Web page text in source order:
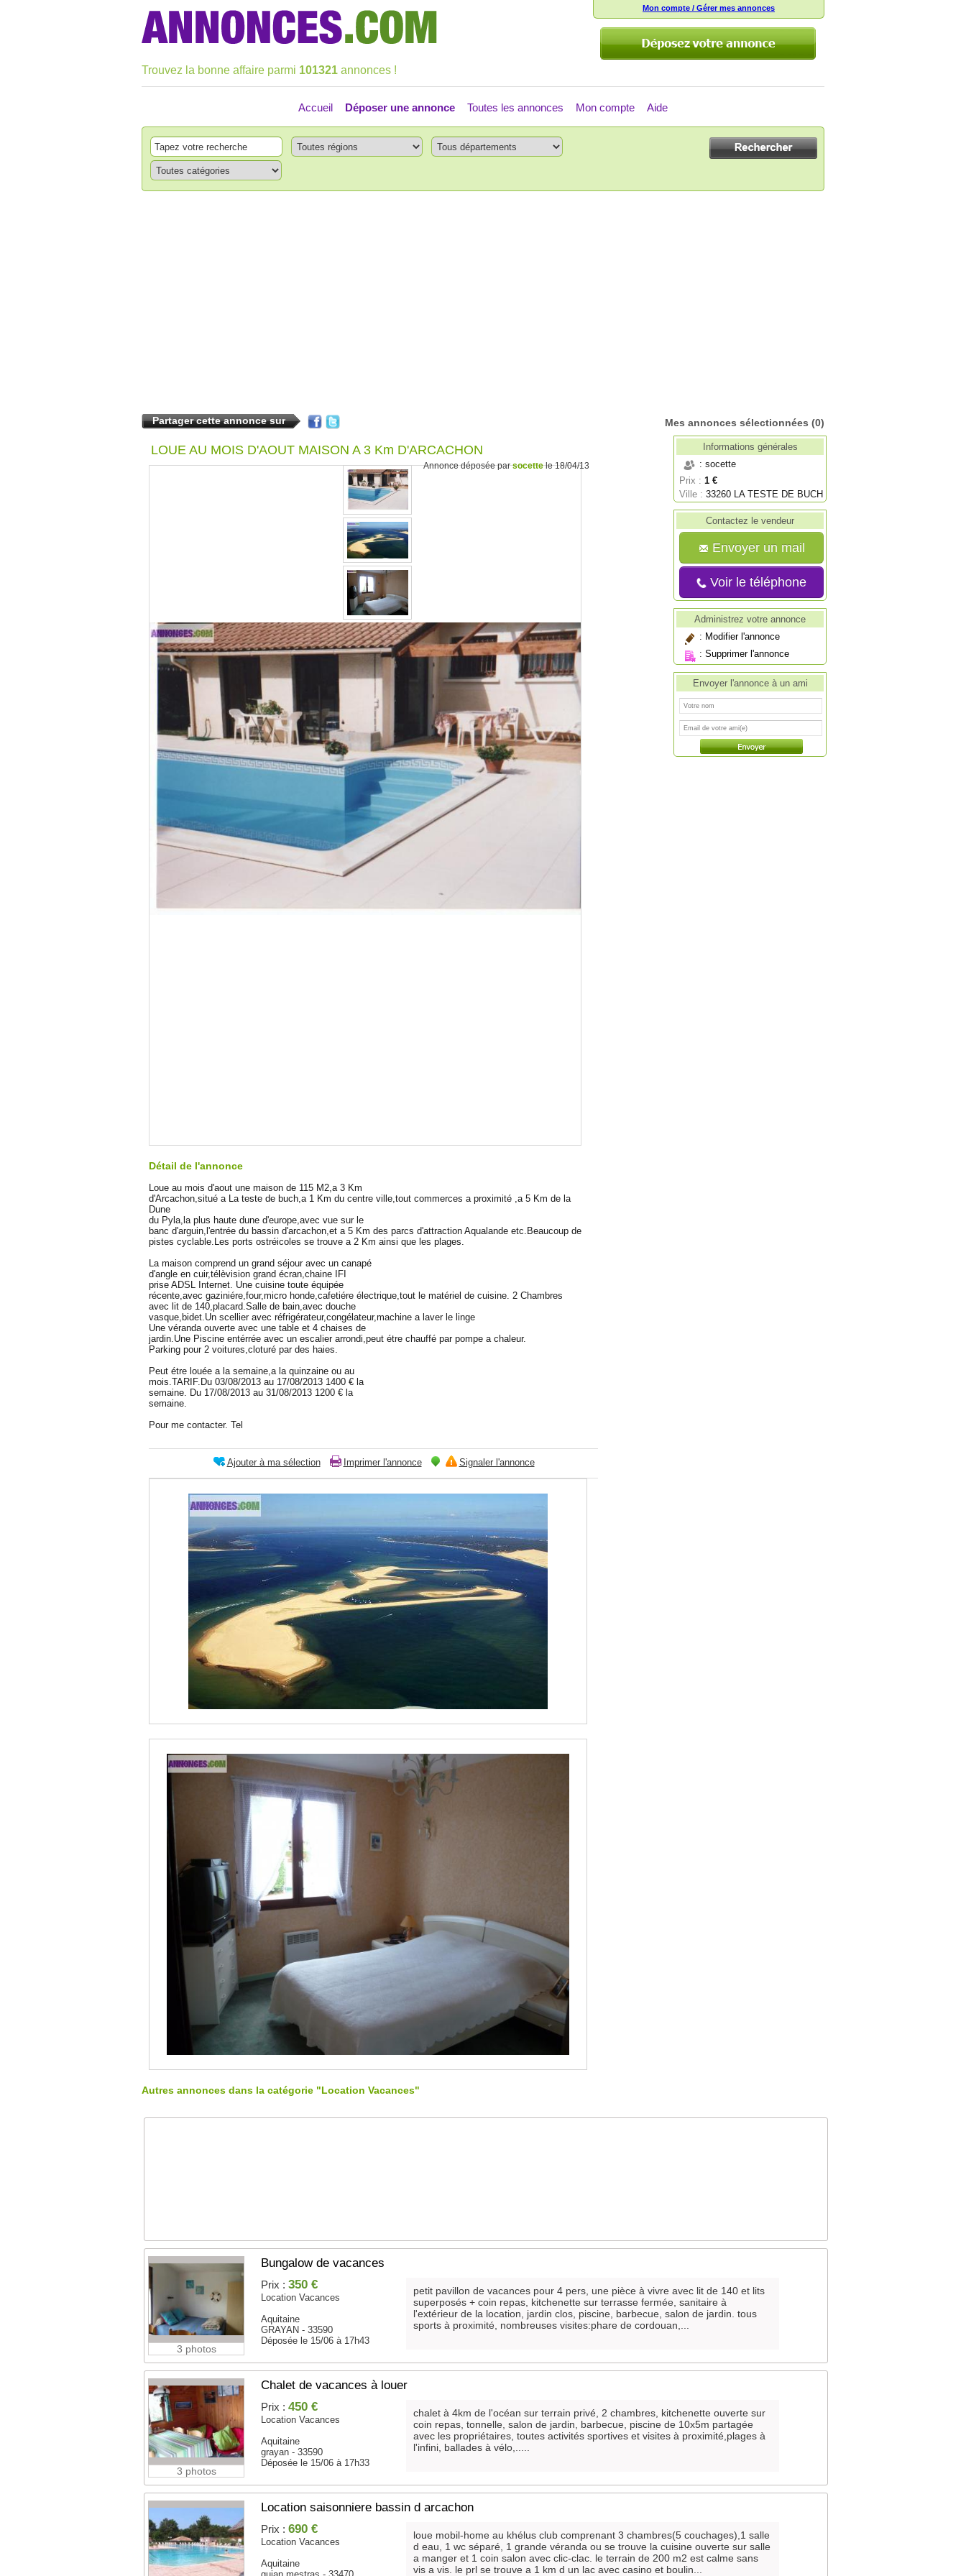
Mon compte / Gérer mes annonces
Trouvez la bonne affaire parmi 101321 annonces !
Accueil Déposer une annonce Toutes les annonces Mon compte Aide
Partager cette annonce sur Mes annonces sélectionnées (0)
LOUE AU MOIS D'AOUT MAISON A 3 Km D'ARCACHON
Annonce déposée parsocettele 18/04/13
Détail de l'annonce
Loue au mois d'aout une maison de 115 M2,a 3 Km
d'Arcachon,situé a La teste de buch,a 1 Km du centre ville,tout commerces a proximité ,a 5 Km de la
Dune
du Pyla,la plus haute dune d'europe,avec vue sur le
banc d'arguin,l'entrée du bassin d'arcachon,et a 5 Km des parcs d'attraction Aqualande etc.Beaucoup de
pistes cyclable.Les ports ostréicoles se trouve a 2 Km ainsi que les plages.
La maison comprend un grand séjour avec un canapé
d'angle en cuir,télèvision grand écran,chaine IFI
prise ADSL Internet. Une cuisine toute équipée
récente,avec gaziniére,four,micro honde,cafetiére électrique,tout le matériel de cuisine. 2 Chambres
avec lit de 140,placard.Salle de bain,avec douche
vasque,bidet.Un scellier avec réfrigérateur,congélateur,machine a laver le linge
Une véranda ouverte avec une table et 4 chaises de
jardin.Une Piscine entérrée avec un escalier arrondi,peut étre chauffé par pompe a chaleur.
Parking pour 2 voitures,cloturé par des haies.
Peut étre louée a la semaine,a la quinzaine ou au
mois.TARIF.Du 03/08/2013 au 17/08/2013 1400 € la
semaine. Du 17/08/2013 au 31/08/2013 1200 € la
semaine.
Pour me contacter. Tel
Ajouter à ma sélection Imprimer l'annonce Signaler l'annonce
Informations générales
: socette
Prix : 1 €
Ville : 33260 LA TESTE DE BUCH
Contactez le vendeur
Envoyer un mail
Voir le téléphone
Administrez votre annonce
: Modifier l'annonce
: Supprimer l'annonce
Envoyer l'annonce à un ami
Autres annonces dans la catégorie "Location Vacances"
3 photos
Bungalow de vacances
Prix :350 €
Location Vacances
Aquitaine
GRAYAN - 33590
Déposée le 15/06 à 17h43
petit pavillon de vacances pour 4 pers, une pièce à vivre avec lit de 140 et lits
superposés + coin repas, kitchenette sur terrasse fermée, sanitaire à
l'extérieur de la location, jardin clos, piscine, barbecue, salon de jardin. tous
sports à proximité, nombreuses visites:phare de cordouan,...
3 photos
Chalet de vacances à louer
Prix :450 €
Location Vacances
Aquitaine
grayan - 33590
Déposée le 15/06 à 17h33
chalet à 4km de l'océan sur terrain privé, 2 chambres, kitchenette ouverte sur
coin repas, tonnelle, salon de jardin, barbecue, piscine de 10x5m partagée
avec les propriétaires, toutes activités sportives et visites à proximité,plages à
l'infini, ballades à vélo,.....
Location saisonniere bassin d arcachon
Prix :690 €
Location Vacances
Aquitaine
loue mobil-home au khélus club comprenant 3 chambres(5 couchages),1 salle
d eau, 1 wc séparé, 1 grande véranda ou se trouve la cuisine ouverte sur salle
a manger et 1 coin salon avec clic-clac. le terrain de 200 m2 est calme sans
vis a vis. le prl se trouve a 1 km d un lac avec casino et boulin...